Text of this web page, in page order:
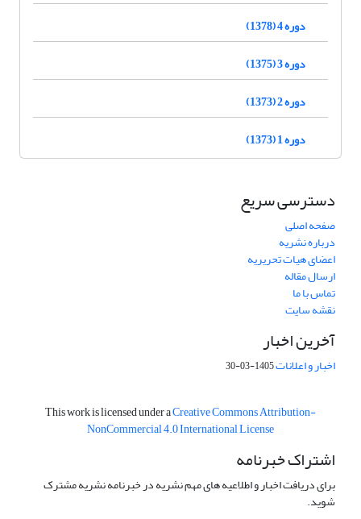
دوره 4 (1378)
دوره 3 (1375)
دوره 2 (1373)
دوره 1 (1373)
دسترسی سریع
صفحه اصلی
درباره نشریه
اعضای هیات تحریریه
ارسال مقاله
تماس با ما
نقشه سایت
آخرین اخبار
اخبار و اعلانات1405-03-30
This work is licensed under aCreative Commons Attribution-
NonCommercial 4.0 International License
اشتراک خبرنامه
برای دریافت اخبار و اطلاعیه های مهم نشریه در خبرنامه نشریه مشترک
شوید.